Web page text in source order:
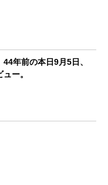
年前の本日9月5日、
ー。